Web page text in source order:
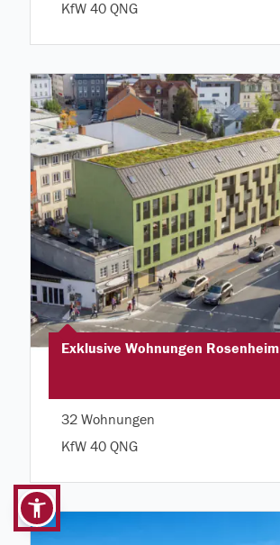
KfW 40 QNG
Exklusive Wohnungen Rosenheim
32 Wohnungen
KfW 40 QNG